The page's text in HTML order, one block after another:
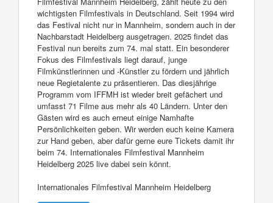
wichtigsten Filmfestivals in Deutschland. Seit 1994 wird
das Festival nicht nur in Mannheim, sondern auch in der
Nachbarstadt Heidelberg ausgetragen. 2025 findet das
Festival nun bereits zum 74. mal statt. Ein besonderer
Fokus des Filmfestivals liegt darauf, junge
Filmkünstlerinnen und -Künstler zu fördern und jährlich
neue Regietalente zu präsentieren. Das diesjährige
Programm vom IFFMH ist wieder breit gefächert und
umfasst 71 Filme aus mehr als 40 Ländern. Unter den
Gästen wird es auch erneut einige Namhafte
Persönlichkeiten geben. Wir werden euch keine Kamera
zur Hand geben, aber dafür gerne eure Tickets damit ihr
beim 74. Internationales Filmfestival Mannheim
Heidelberg 2025 live dabei sein könnt.
Internationales Filmfestival Mannheim Heidelberg